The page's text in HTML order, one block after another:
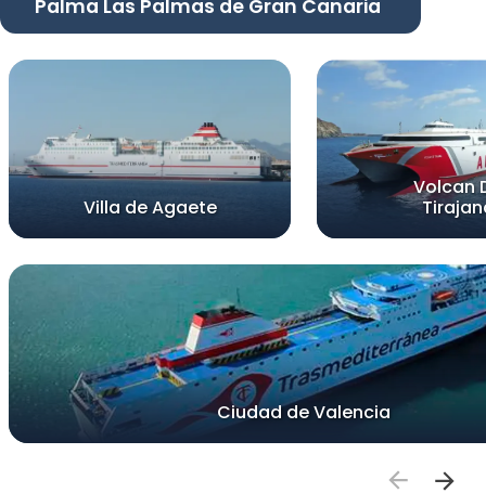
Palma Las Palmas de Gran Canaria
Villa de Agaete
Volcan
Ciudad de Valencia